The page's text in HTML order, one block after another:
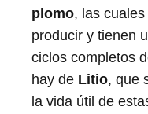
plomo, las
producir y tienen
ciclos completos
hay de Litio, que
la vida útil de